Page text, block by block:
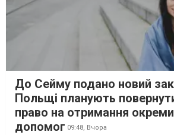
До Сейму подано новий
Польщі планують
право на отримання
допомог 09:48, Вчора